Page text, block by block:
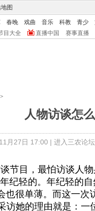
图
春晚 戏曲 音乐 科教 青少
目大全 直播中国 赛事直播
>
人物访谈怎
月27日 17:00 | 进入三农论坛
节目，最怕访谈人
纪轻的。年纪轻的
也很单薄。而这一次
访她的理由就是：一